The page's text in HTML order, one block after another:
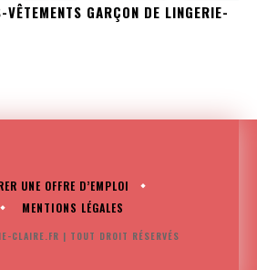
GARÇON DE LINGERIE-
UNE OFFRE D’EMPLOI
MENTIONS LÉGALES
CLAIRE.FR | TOUT DROIT RÉSERVÉS